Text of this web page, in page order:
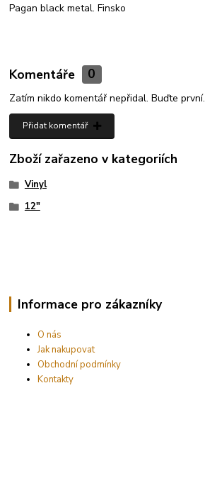
Pagan black metal. Finsko
Komentáře 0
Zatím nikdo komentář nepřidal. Buďte první.
Přidat komentář
Zboží zařazeno v kategoriích
Vinyl
12"
Informace pro zákazníky
O nás
Jak nakupovat
Obchodní podmínky
Kontakty